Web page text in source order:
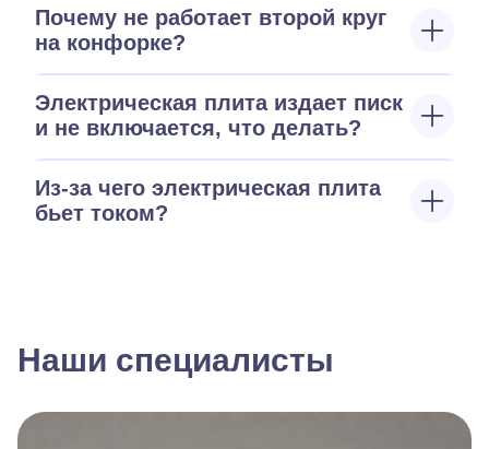
Почему не работает второй круг
на конфорке?
Электрическая плита издает писк
и не включается, что делать?
Из-за чего электрическая плита
бьет током?
Наши специалисты